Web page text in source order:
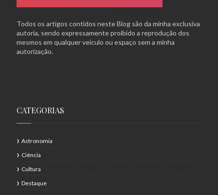
Todos os artigos contidos neste Blog são da minha exclusiva
autoria, sendo expressamente proibido a reprodução dos
mesmos em qualquer veículo ou espaço sem a minha
autorização.
CATEGORIAS
Astronomia
Ciência
Cultura
Destaque